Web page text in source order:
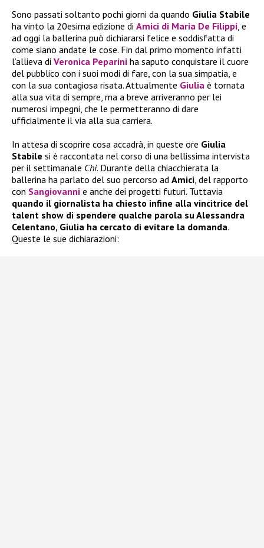
Sono passati soltanto pochi giorni da quando Giulia Stabile
ha vinto la 20esima edizione di Amici di Maria De Filippi, e
ad oggi la ballerina può dichiararsi felice e soddisfatta di
come siano andate le cose. Fin dal primo momento infatti
l’allieva di Veronica Peparini ha saputo conquistare il cuore
del pubblico con i suoi modi di fare, con la sua simpatia, e
con la sua contagiosa risata. Attualmente Giulia è tornata
alla sua vita di sempre, ma a breve arriveranno per lei
numerosi impegni, che le permetteranno di dare
ufficialmente il via alla sua carriera.
In attesa di scoprire cosa accadrà, in queste ore Giulia
Stabile si è raccontata nel corso di una bellissima intervista
per il settimanale Chi. Durante della chiacchierata la
ballerina ha parlato del suo percorso ad Amici, del rapporto
con Sangiovanni e anche dei progetti futuri. Tuttavia
quando il giornalista ha chiesto infine alla vincitrice del
talent show di spendere qualche parola su Alessandra
Celentano, Giulia ha cercato di evitare la domanda.
Queste le sue dichiarazioni: